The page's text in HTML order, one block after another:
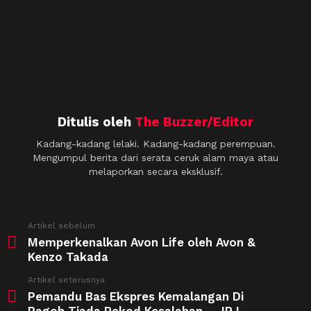
Ditulis oleh The Buzzer/Editor
Kadang-kadang lelaki. Kadang-kadang perempuan.
Mengumpul berita dari serata ceruk alam maya atau
melaporkan secara eksklusif.
more
Artikel sebelum
Memperkenalkan Avon Life oleh Avon &
Kenzo Takada
Artikel seterusnya
Pemandu Bas Ekspres Kemalangan Di